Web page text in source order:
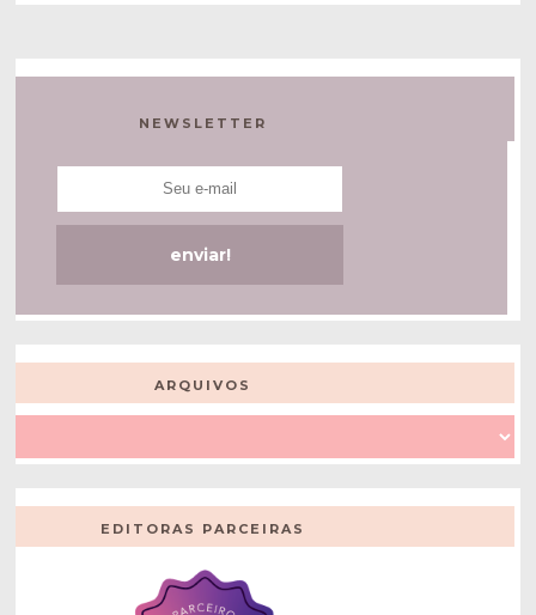
NEWSLETTER
ARQUIVOS
EDITORAS PARCEIRAS